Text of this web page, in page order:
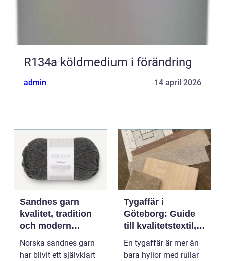
R134a köldmedium i förändring
admin 14 april 2026
Sandnes garn
kvalitet, tradition
och modern
stickglädje
Norska sandnes garn
har blivit ett självklart
Tygaffär i
Göteborg: Guide
till kvalitetstextil,
sömnad och
inredning
En tygaffär är mer än
bara hyllor med rullar